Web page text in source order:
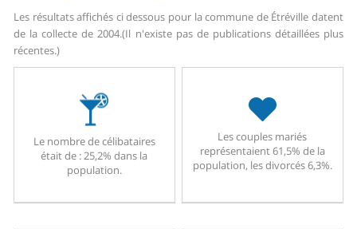
Les résultats affichés ci dessous pour la commune de Étréville datent
de la collecte de 2004.(Il n'existe pas de publications détaillées plus
récentes.)
Le nombre de célibataires
était de : 25,2% dans la
population.
Les couples mariés
représentaient 61,5% de la
population, les divorcés 6,3%.